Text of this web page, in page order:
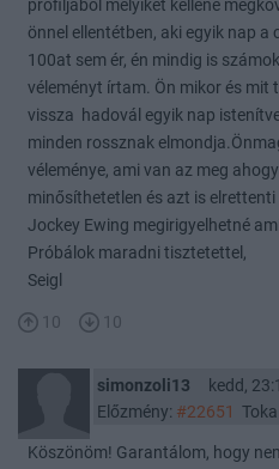
profiljából melyiket kellene
önnel ellentétben, aki egyik nap
100at sem ér, én mindig is
véleményt írtam. Ön mikor és mit
vissza hadovál egyik nap
minden rossznak
véleménye, ami van az meg
minősíthetetlen és azt is elrettenti
Jockey Ewing megirigyelhetné
Próbálok maradni tisztetettel,
Seigl
10 10
simonzoli13
kedd,
Előzmény: #22651 Toka
Köszönöm! Garantálom, hogy